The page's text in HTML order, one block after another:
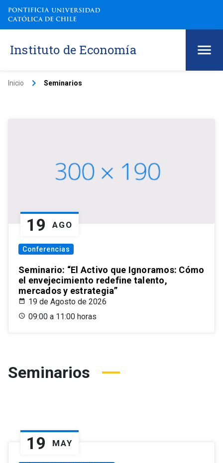
Instituto de Economía
Inicio keyboard_arrow_right Seminarios
19 AGO
Conferencias
Seminario: “El Activo que Ignoramos: Cómo
el envejecimiento redefine talento,
mercados y estrategia”
19 de Agosto de 2026
09:00 a 11:00 horas
Seminarios
19 MAY